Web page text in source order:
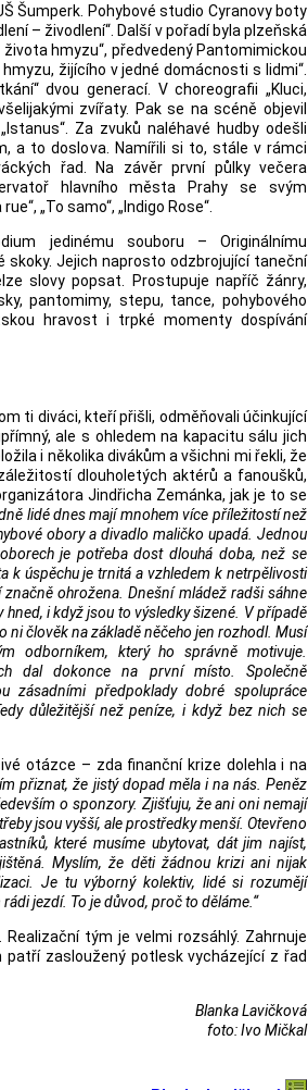
Šumperk. Pohybové studio Cyranovy boty
– živodlení“. Další v pořadí byla plzeňská
hmyzu“, předvedený Pantomimickou
žijícího v jedné domácnosti s lidmi“.
dvou generací. V choreografii „Kluci,
zvířaty. Pak se na scéně objevil
Za zvukůnaléhavé hudby odešli
a to doslova. Namířili si to, stále v rámci
řad. Na závěr první půlky večera
hlavního města Prahy se svým
„To samo“, „Indigo Rose“.
jedinému souboru – Originálnímu
skoky. Jejich naprosto odzbrojující taneční
slovy popsat. Prostupuje napříč žánry,
pantomimy, stepu, tance, pohybového
hravost i trpké momenty dospívání
ti diváci, kteří přišli, odměňovali účinkující
ale s ohledem na kapacitu sálu jich
i několika divákům a všichni mi řekli, že
dlouholetých aktérů a fanoušků,
Jindřicha Zemánka, jak je to se
lidé dnes mají mnohem více příležitostí než
obory a divadlo maličko upadá. Jednou
je potřeba dost dlouhá doba, než se
k úspěchu je trnitá a vzhledem k netrpělivosti
ohrožena. Dnešní mládež radši sáhne
i když jsou to výsledky šizené. V případě
ni člověk na základě něčeho jen rozhodl. Musí
odborníkem, který ho správně motivuje.
dal dokonce na první místo. Společně
zásadními předpoklady dobré spolupráce
důležitější než peníze, i když bez nich se
otázce – zda finanční krize dolehla i na
přiznat, že jistý dopad měla i na nás. Peněz
o sponzory. Zjišťuju, že ani oni nemají
jsou vyšší, ale prostředky menší. Otevřeno
které musíme ubytovat, dát jim najíst,
Myslím, že děti žádnou krizi ani nijak
Je tu výborný kolektiv, lidé si rozumějí
jezdí. To je důvod, proč to děláme.“
tým je velmi rozsáhlý. Zahrnuje
zasloužený potlesk vycházející z řad
Blanka Lavičková
foto: Ivo Mičkal